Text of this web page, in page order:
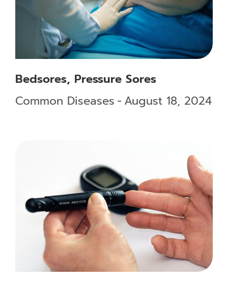
Bedsores, Pressure Sores
Common Diseases
August 18, 2024